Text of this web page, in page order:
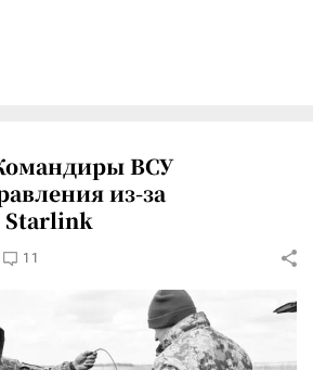
ВСУ
из-за
Starlink
11